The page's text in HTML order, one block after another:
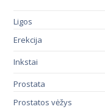
Ligos
Erekcija
Inkstai
Prostata
Prostatos vėžys